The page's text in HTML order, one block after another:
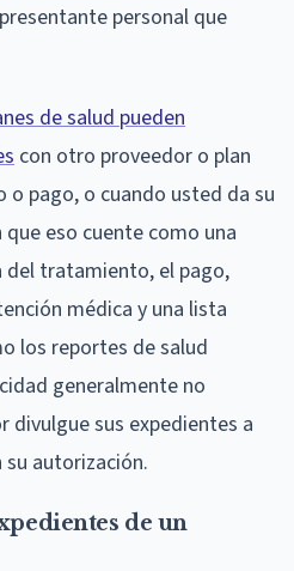
personal que
de salud pueden
con otro proveedor o plan
pago, o cuando usted da su
eso cuente como una
del tratamiento, el pago,
médica y una lista
los reportes de salud
generalmente no
divulgue sus expedientes a
autorización.
de un